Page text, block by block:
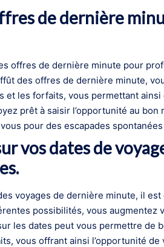
de dernière
offres de dernière minute pour
des offres de dernière minute,
et les forfaits, vous permettant
prêt à saisir l’opportunité au
pour des escapades
vos dates de
voyages de dernière minute, il
possibilités, vous augmentez
les dates peut vous permettre de
vous offrant ainsi l’opportunité